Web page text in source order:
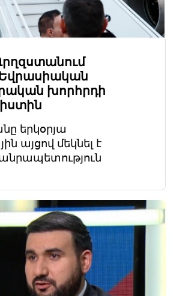
խորհրդի
երկօրյա
այցով մեկնել է